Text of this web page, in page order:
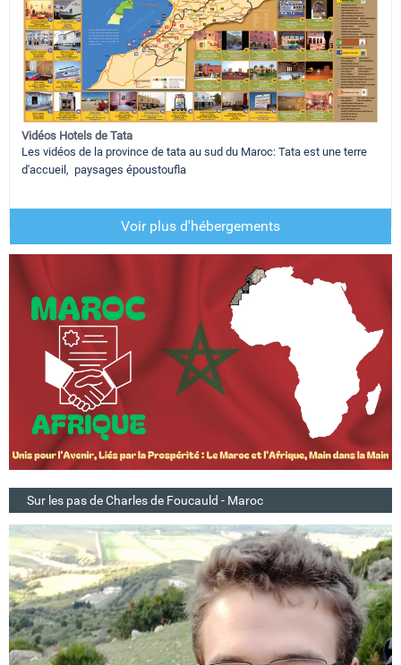
Vidéos Hotels de Tata
Les vidéos de la province de tata au sud du Maroc: Tata est une terre
d'accueil, paysages époustoufla
Voir plus d'hébergements
Sur les pas de Charles de Foucauld - Maroc